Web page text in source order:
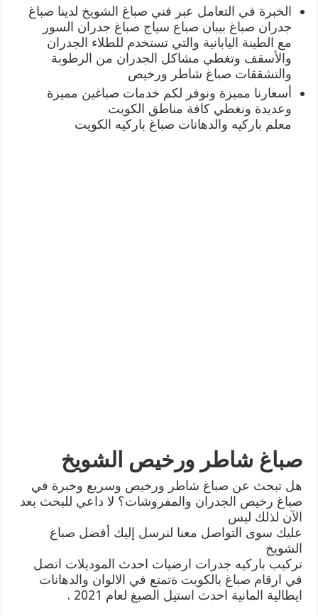
الخبرة في التعامل عبر فني صباغ الشويخ لدينا صباغ
جدران صباغ بيبان صباع سياج صباغ جدران السور
مع الطينة اليابانية والتي تستخدم للطلاء الجدران
والأسقف وتغطي مشاكل الجدران من الرطوبة
والتشققات صباغ شاطر ورخيص
أسعارنا مميزة ونوفر لكم خدمات صباغين مميزة
وعديدة ونغطي كافة مناطق الكويت
معلم باركيه والدهانات صباغ باركيه الكويت
صباغ شاطر ورخيص الشويخ
هل تبحث عن صباغ شاطر ورخيص وسريع وخبرة في
صباغ رخيص الجدران والمفروشات؟ لا داعي للبحث بعد
الآن لذلك ليس
عليك سوى التواصل معنا لنرسل إليك أفضل صباغ
الشويخ
تركيب باركيه جدرات ارضيات احدث الموديلات اتصل
في ارقام صباغ بالكويت ةتمتع في الالوان والدهانات
ايطالية المانية احدث استيل الصبغ لعام 2021 .